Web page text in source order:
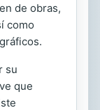
de obras,
como
su
que